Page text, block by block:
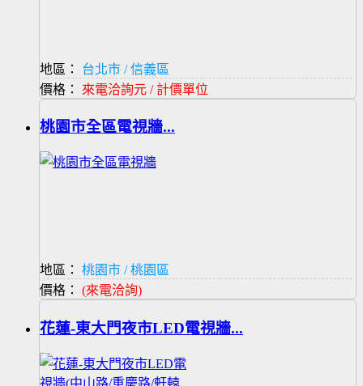
地區：
台北市 / 信義區
價格： 來電洽詢元 / 計價單位
桃園市全區電視牆...
地區：
桃園市 / 桃園區
價格： (來電洽詢)
花蓮-東大門夜市LED電視牆...